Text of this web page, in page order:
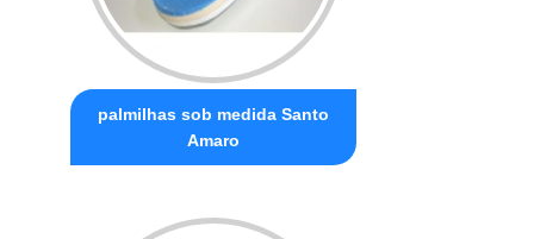
palmilhas sob medida Santo
Amaro